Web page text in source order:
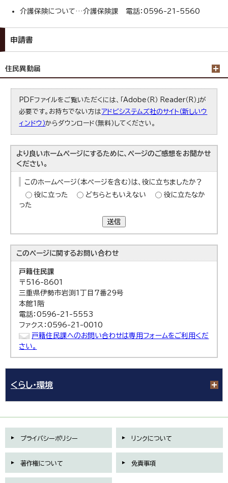
介護保険について…介護保険課 電話：0596-21-5560
申請書
住民異動届
PDFファイルをご覧いただくには、「Adobe（R） Reader（R）」が
必要です。お持ちでない方は アドビシステムズ社のサイト（新しいウ
ィンドウ）からダウンロード（無料）してください。
より良いホームページにするために、ページのご感想をお聞かせ
ください。
このホームページ（本ページを含む）は、役に立ちましたか？
役に立った
どちらともいえない
役に立たなか
った
送信
このページに関するお問い合わせ
戸籍住民課
〒516-8601
三重県伊勢市岩渕1丁目7番29号
本館1階
電話：0596-21-5553
ファクス：0596-21-0010
戸籍住民課へのお問い合わせは専用フォームをご利用くだ
さい。
くらし・環境
プライバシーポリシー リンクについて
著作権について 免責事項